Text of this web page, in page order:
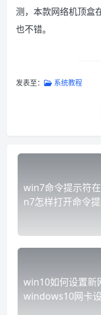
测，本款网络机顶盒
也不错。
发表至： 系统教程
win7命令提示符
n7怎样打开命令
win10如何设置新
windows10网卡